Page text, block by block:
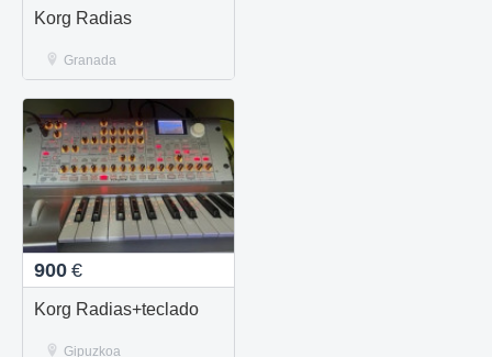
Korg Radias
Granada
900 €
Korg Radias+teclado
Gipuzkoa